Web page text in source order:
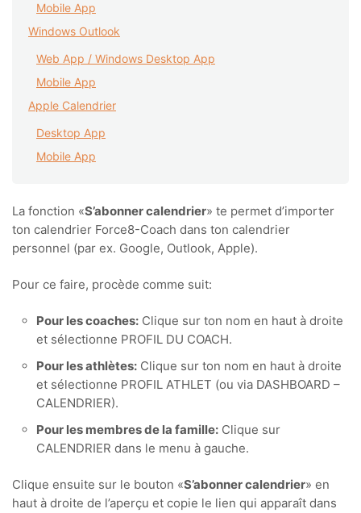
Mobile App
Windows Outlook
Web App / Windows Desktop App
Mobile App
Apple Calendrier
Desktop App
Mobile App
La fonction «S’abonner calendrier» te permet d’importer
ton calendrier Force8-Coach dans ton calendrier
personnel (par ex. Google, Outlook, Apple).
Pour ce faire, procède comme suit:
Pour les coaches: Clique sur ton nom en haut à droite
et sélectionne PROFIL DU COACH.
Pour les athlètes: Clique sur ton nom en haut à droite
et sélectionne PROFIL ATHLET (ou via DASHBOARD –
CALENDRIER).
Pour les membres de la famille: Clique sur
CALENDRIER dans le menu à gauche.
Clique ensuite sur le bouton «S’abonner calendrier» en
haut à droite de l’aperçu et copie le lien qui apparaît dans